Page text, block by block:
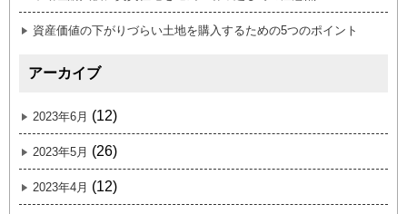
資産価値の下がりづらい土地を購入するための5つのポイント
アーカイブ
2023年6月 (12)
2023年5月 (26)
2023年4月 (12)